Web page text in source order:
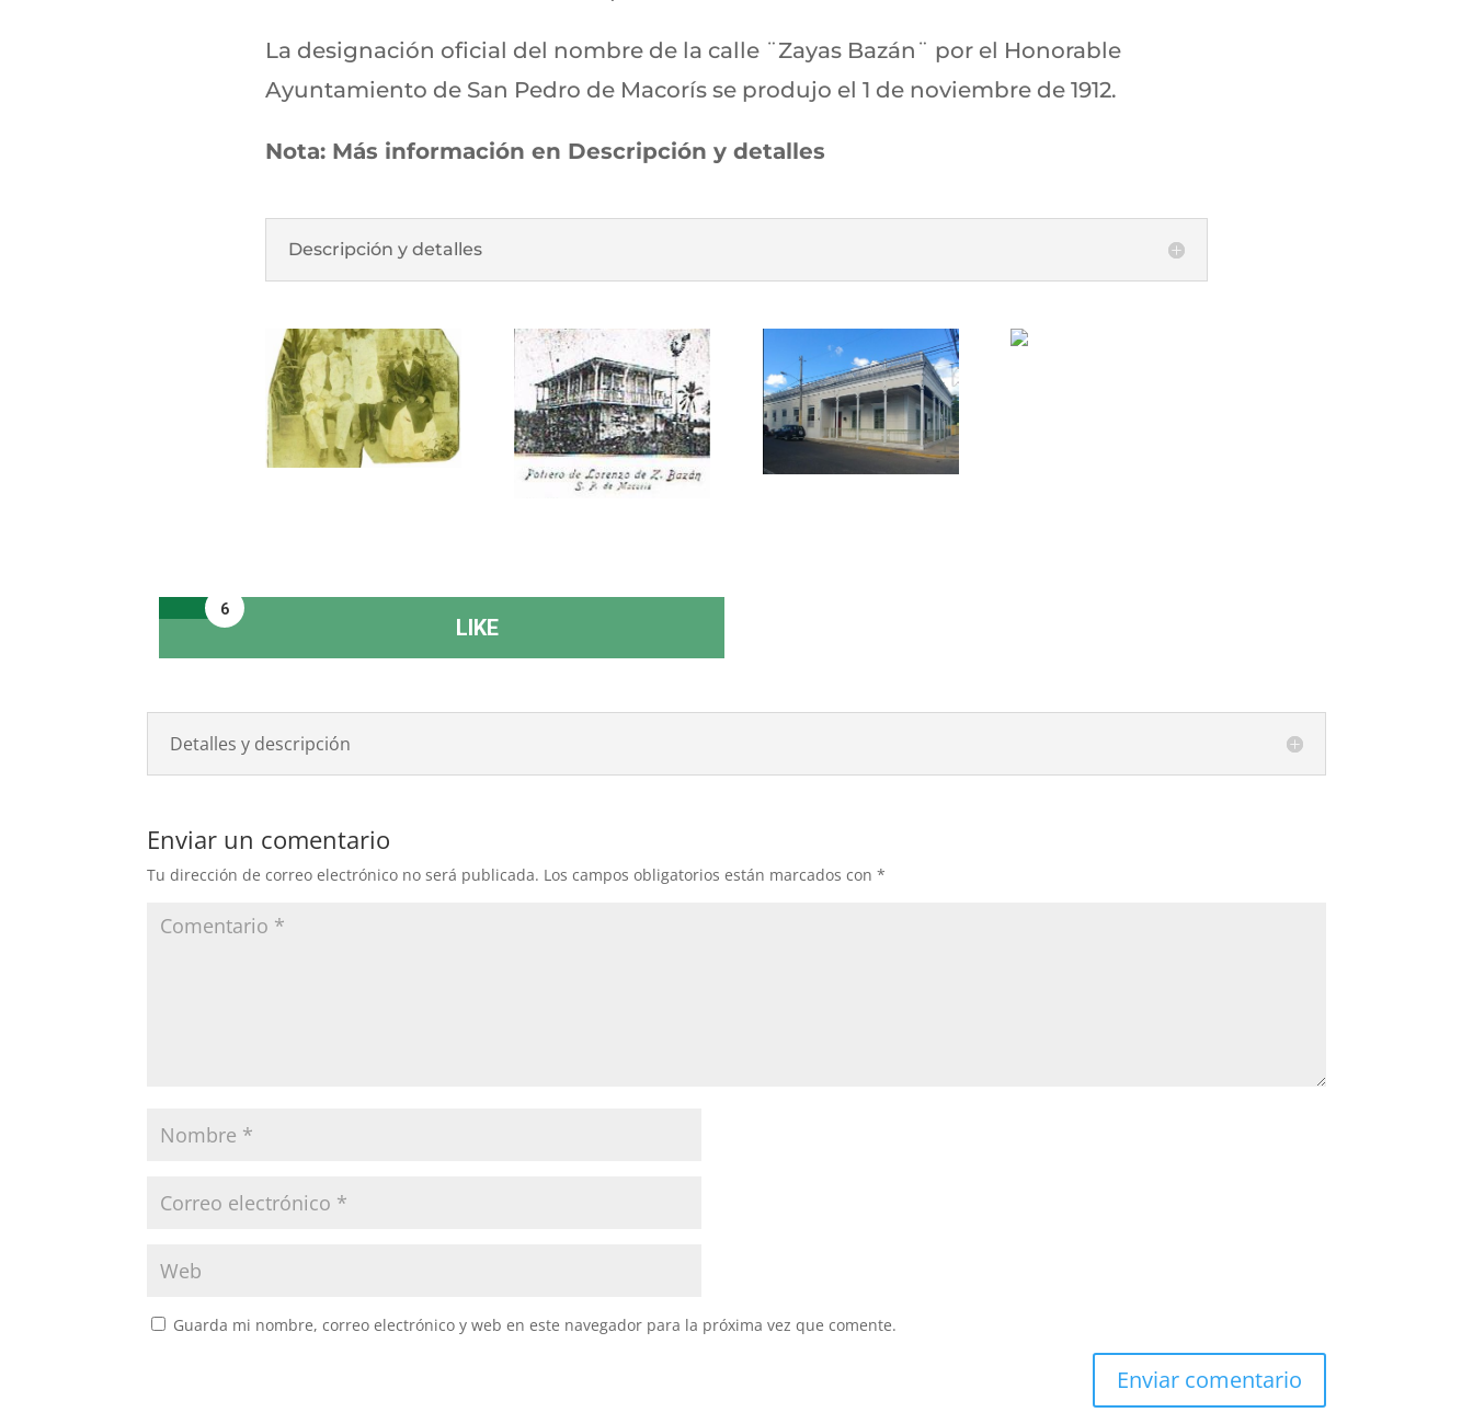
La designación oficial del nombre de la calle ¨Zayas Bazán¨ por el Honorable
Ayuntamiento de San Pedro de Macorís se produjo el 1 de noviembre de 1912.
Nota: Más información en Descripción y detalles
Descripción y detalles
6
LIKE
Detalles y descripción
Enviar un comentario
Tu dirección de correo electrónico no será publicada. Los campos obligatorios están marcados con*
Guarda mi nombre, correo electrónico y web en este navegador para la próxima vez que comente.
Enviar comentario